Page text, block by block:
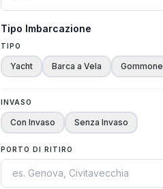
Tipo Imbarcazione
TIPO
Yacht Barca a Vela Gommone
INVASO
Con Invaso Senza Invaso
PORTO DI RITIRO